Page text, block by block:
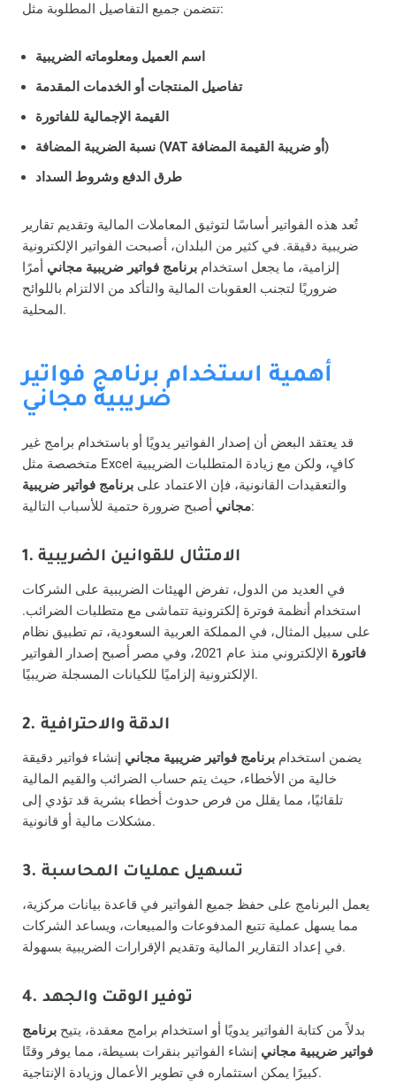
تتضمن جميع التفاصيل المطلوبة مثل:
اسم العميل ومعلوماته الضريبية
تفاصيل المنتجات أو الخدمات المقدمة
القيمة الإجمالية للفاتورة
نسبة الضريبة المضافة (VAT أو ضريبة القيمة المضافة)
طرق الدفع وشروط السداد
تُعد هذه الفواتير أساسًا لتوثيق المعاملات المالية وتقديم تقارير
ضريبية دقيقة. في كثير من البلدان، أصبحت الفواتير الإلكترونية
إلزامية، ما يجعل استخدام برنامج فواتير ضريبية مجاني أمرًا
ضروريًا لتجنب العقوبات المالية والتأكد من الالتزام باللوائح
المحلية.
أهمية استخدام برنامج فواتير
ضريبية مجاني
قد يعتقد البعض أن إصدار الفواتير يدويًا أو باستخدام برامج غير
متخصصة مثل Excel كافٍ، ولكن مع زيادة المتطلبات الضريبية
والتعقيدات القانونية، فإن الاعتماد على برنامج فواتير ضريبية
مجانيأصبح ضرورة حتمية للأسباب التالية:
1. الامتثال للقوانين الضريبية
في العديد من الدول، تفرض الهيئات الضريبية على الشركات
استخدام أنظمة فوترة إلكترونية تتماشى مع متطلبات الضرائب.
على سبيل المثال، في المملكة العربية السعودية، تم تطبيق نظام
فاتورة
الإلكتروني منذ عام 2021، وفي مصر أصبح إصدار الفواتير
الإلكترونية إلزاميًا للكيانات المسجلة ضريبيًا.
2. الدقة والاحترافية
يضمن استخدام برنامج فواتير ضريبية مجاني إنشاء فواتير دقيقة
خالية من الأخطاء، حيث يتم حساب الضرائب والقيم المالية
تلقائيًا، مما يقلل من فرص حدوث أخطاء بشرية قد تؤدي إلى
مشكلات مالية أو قانونية.
3. تسهيل عمليات المحاسبة
يعمل البرنامج على حفظ جميع الفواتير في قاعدة بيانات مركزية،
مما يسهل عملية تتبع المدفوعات والمبيعات، ويساعد الشركات
في إعداد التقارير المالية وتقديم الإقرارات الضريبية بسهولة.
4. توفير الوقت والجهد
بدلاً من كتابة الفواتير يدويًا أو استخدام برامج معقدة، يتيح برنامج
فواتير ضريبية مجاني إنشاء الفواتير بنقرات بسيطة، مما يوفر وقتًا
كبيرًا يمكن استثماره في تطوير الأعمال وزيادة الإنتاجية.